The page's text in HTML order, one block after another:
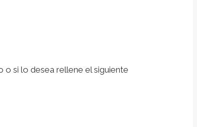
si lo desea rellene el siguiente